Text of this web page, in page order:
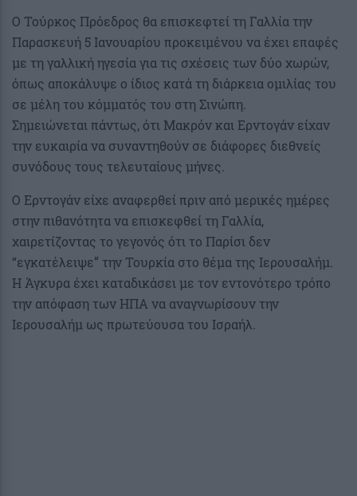
Ο Τούρκος Πρόεδρος θα επισκεφτεί τη Γαλλία την
Παρασκευή 5 Ιανουαρίου προκειμένου να έχει επαφές
με τη γαλλική ηγεσία για τις σχέσεις των δύο χωρών,
όπως αποκάλυψε ο ίδιος κατά τη διάρκεια ομιλίας του
σε μέλη του κόμματός του στη Σινώπη.
Σημειώνεται πάντως, ότι Μακρόν και Ερντογάν είχαν
την ευκαιρία να συναντηθούν σε διάφορες διεθνείς
συνόδους τους τελευταίους μήνες.
Ο Ερντογάν είχε αναφερθεί πριν από μερικές ημέρες
στην πιθανότητα να επισκεφθεί τη Γαλλία,
χαιρετίζοντας το γεγονός ότι το Παρίσι δεν
“εγκατέλειψε” την Τουρκία στο θέμα της Ιερουσαλήμ.
Η Άγκυρα έχει καταδικάσει με τον εντονότερο τρόπο
την απόφαση των ΗΠΑ να αναγνωρίσουν την
Ιερουσαλήμ ως πρωτεύουσα του Ισραήλ.